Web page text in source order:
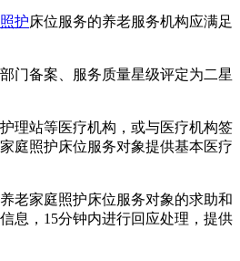
护床位服务的养老服务机构应满足
门备案、服务质量星级评定为二星
理站等医疗机构，或与医疗机构签
庭照护床位服务对象提供基本医疗
老家庭照护床位服务对象的求助和
息，15分钟内进行回应处理，提供